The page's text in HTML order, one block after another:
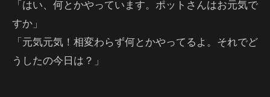
「はい、何とかやっています。ポットさんはお元気で
すか」
「元気元気！相変わらず何とかやってるよ。それでど
うしたの今日は？」